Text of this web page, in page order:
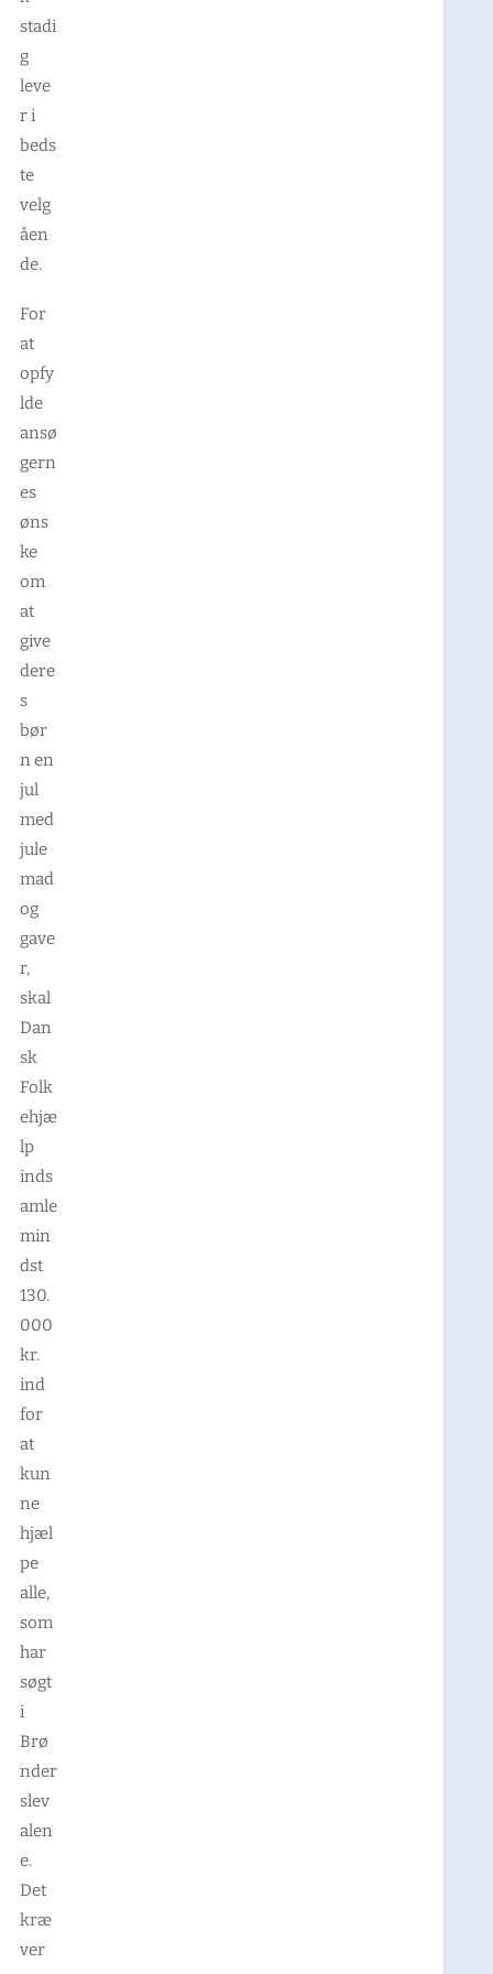
stadi
g
leve
r i
beds
te
velg
åen
de.
For
at
opfy
lde
ansø
gern
es
øns
ke
om
at
give
dere
s
bør
n en
jul
med
jule
mad
og
gave
r,
skal
Dan
sk
Folk
ehjæ
lp
inds
amle
min
dst
130.
000
kr.
ind
for
at
kun
ne
hjæl
pe
alle,
som
har
søgt
i
Brø
nder
slev
alen
e.
Det
kræ
ver